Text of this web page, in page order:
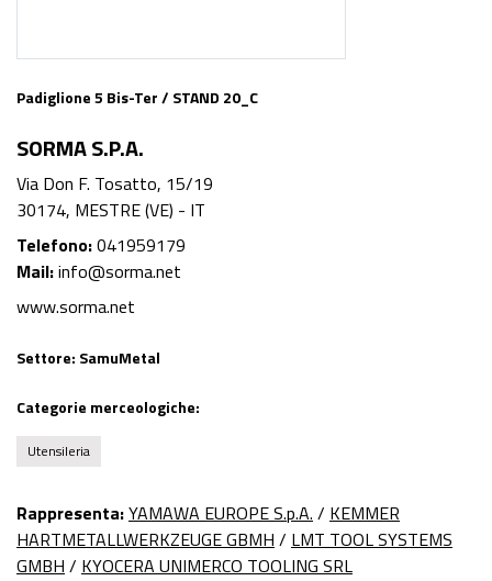
Padiglione 5 Bis-Ter / STAND 20_C
SORMA S.P.A.
Via Don F. Tosatto, 15/19
30174, MESTRE (VE) - IT
Telefono:041959179
Mail:info@sorma.net
www.sorma.net
Settore: SamuMetal
Categorie merceologiche:
Utensileria
Rappresenta:YAMAWA EUROPE S.p.A. / KEMMER
HARTMETALLWERKZEUGE GBMH / LMT TOOL SYSTEMS
GMBH / KYOCERA UNIMERCO TOOLING SRL